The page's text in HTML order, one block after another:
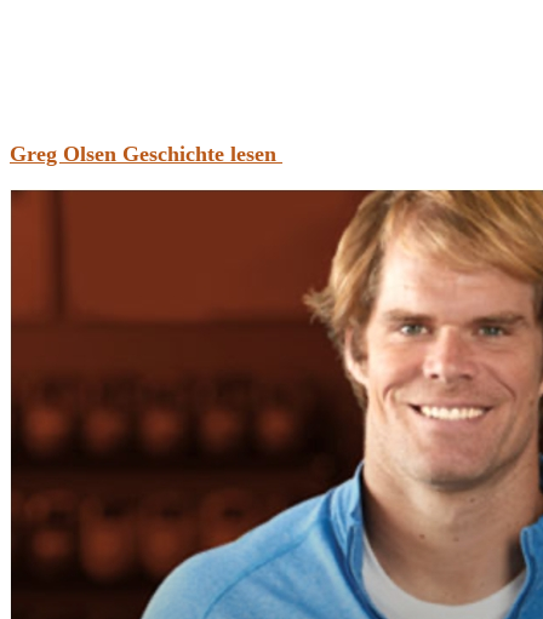
Greg Olsen Geschichte lesen